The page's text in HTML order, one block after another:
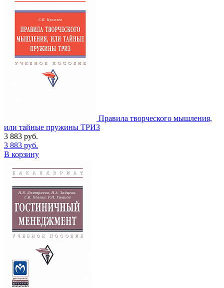
Правила творческого мышления,
или тайные пружины ТРИЗ
3 883 руб.
3 883 руб.
В корзину